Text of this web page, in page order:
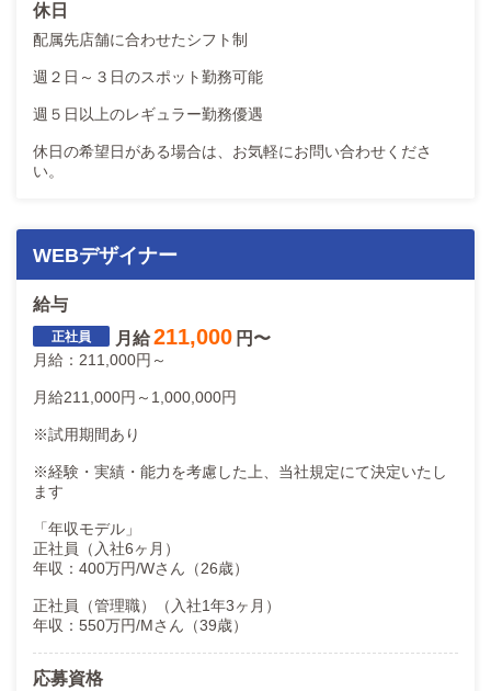
休日
配属先店舗に合わせたシフト制
週２日～３日のスポット勤務可能
週５日以上のレギュラー勤務優遇
休日の希望日がある場合は、お気軽にお問い合わせくださ
い。
WEBデザイナー
給与
月給211,000 円〜
月給：211,000円～
月給211,000円～1,000,000円
※試用期間あり
※経験・実績・能力を考慮した上、当社規定にて決定いたし
ます
「年収モデル」
正社員（入社6ヶ月）
年収：400万円/Wさん（26歳）
正社員（管理職）（入社1年3ヶ月）
年収：550万円/Mさん（39歳）
応募資格